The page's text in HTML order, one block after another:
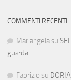
COMMENTI RECENTI
Mariangela su
guarda
Fabrizio su